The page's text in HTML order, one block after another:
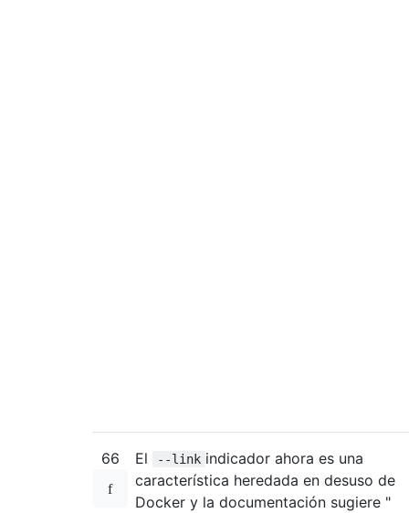
66 El --link indicador ahora es una
característica heredada en desuso de
Docker y la documentación sugiere "